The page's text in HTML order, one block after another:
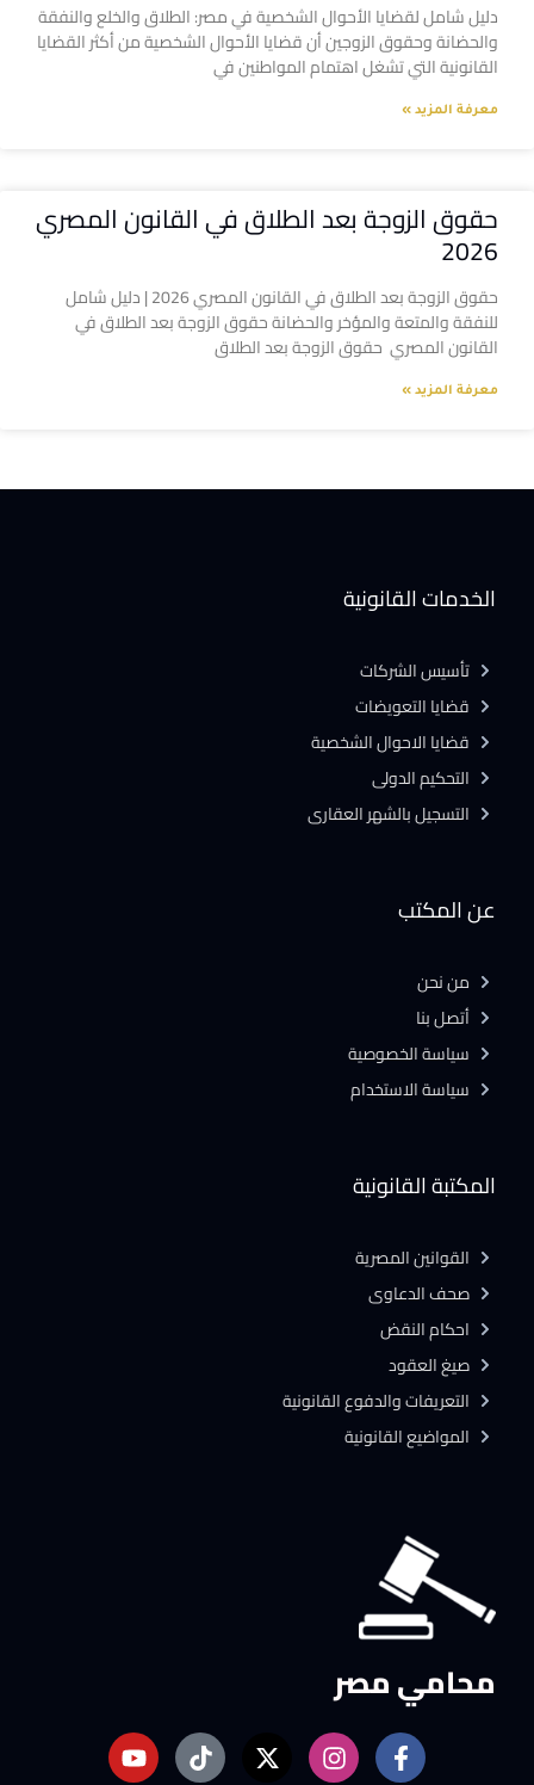
دليل شامل لقضايا الأحوال الشخصية في مصر: الطلاق والخلع والنفقة
والحضانة وحقوق الزوجين أن قضايا الأحوال الشخصية من أكثر القضايا
القانونية التي تشغل اهتمام المواطنين في
معرفة المزيد »
حقوق الزوجة بعد الطلاق في القانون المصري
2026
حقوق الزوجة بعد الطلاق في القانون المصري 2026 | دليل شامل
للنفقة والمتعة والمؤخر والحضانة حقوق الزوجة بعد الطلاق في
القانون المصري حقوق الزوجة بعد الطلاق
معرفة المزيد »
محامي مصر
المكتبة القانونية
القوانين المصرية
صحف الدعاوى
احكام النقض
صيغ العقود
التعريفات والدفوع القانونية
المواضيع القانونية
عن المكتب
من نحن
أتصل بنا
سياسة الخصوصية
سياسة الاستخدام
الخدمات القانونية
تأسيس الشركات
قضايا التعويضات
قضايا الاحوال الشخصية
التحكيم الدولى
التسجيل بالشهر العقارى